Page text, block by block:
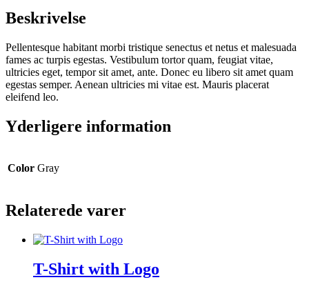
Beskrivelse
Pellentesque habitant morbi tristique senectus et netus et malesuada
fames ac turpis egestas. Vestibulum tortor quam, feugiat vitae,
ultricies eget, tempor sit amet, ante. Donec eu libero sit amet quam
egestas semper. Aenean ultricies mi vitae est. Mauris placerat
eleifend leo.
Yderligere information
Color Gray
Relaterede varer
T-Shirt with Logo